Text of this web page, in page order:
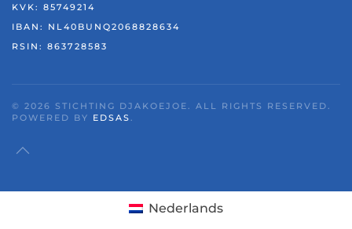
KVK: 85749214
IBAN: NL40BUNQ2068828634
RSIN: 863728583
© 2026 STICHTING DJAKOEJOE. ALL RIGHTS RESERVED.
POWERED BY EDSAS.
Nederlands